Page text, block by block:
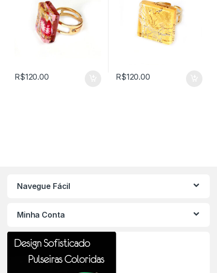
R$120.00 R$120.00
Navegue Fácil
Minha Conta